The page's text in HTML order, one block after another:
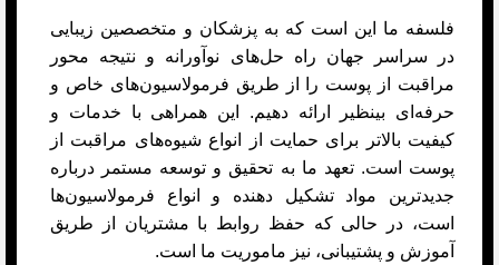
فلسفه ما این است که به پزشکان و متخصصین زیبایی
در سراسر جهان راه حل‌های نوآورانه و نتیجه محور
مراقبت از پوست را از طریق فرمولاسیون‌های خاص و
حرفه‌ای بینظیر ارائه دهیم. این همراهی با خدمات و
کیفیت بالاتر برای حمایت از انواع شیوه‌های مراقبت از
پوست است. تعهد ما به تحقیق و توسعه مستمر درباره
جدیدترین مواد تشکیل دهنده و انواع فرمولاسیون‌ها
است، در حالی که حفظ روابط با مشتریان از طریق
آموزش و پشتیبانی، نیز ماموریت ما است.